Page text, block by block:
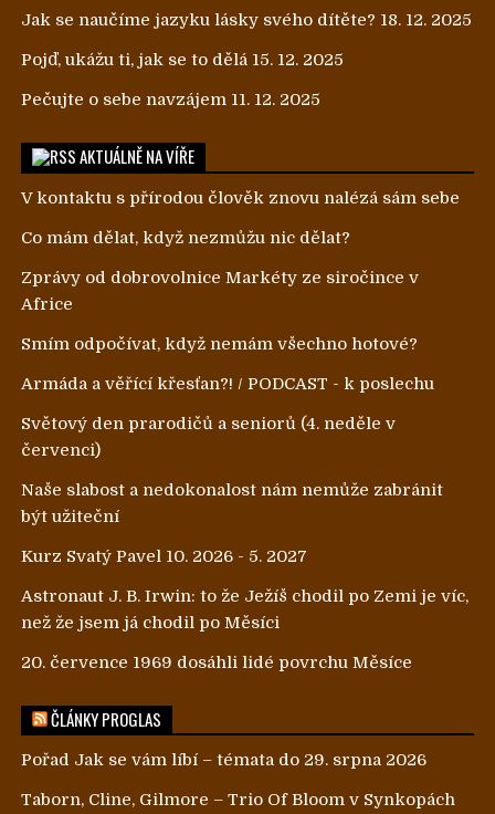
Jak se naučíme jazyku lásky svého dítěte? 18. 12. 2025
Pojď, ukážu ti, jak se to dělá 15. 12. 2025
Pečujte o sebe navzájem 11. 12. 2025
AKTUÁLNĚ NA VÍŘE
V kontaktu s přírodou člověk znovu nalézá sám sebe
Co mám dělat, když nezmůžu nic dělat?
Zprávy od dobrovolnice Markéty ze siročince v
Africe
Smím odpočívat, když nemám všechno hotové?
Armáda a věřící křesťan?! / PODCAST - k poslechu
Světový den prarodičů a seniorů (4. neděle v
červenci)
Naše slabost a nedokonalost nám nemůže zabránit
být užiteční
Kurz Svatý Pavel 10. 2026 - 5. 2027
Astronaut J. B. Irwin: to že Ježíš chodil po Zemi je víc,
než že jsem já chodil po Měsíci
20. července 1969 dosáhli lidé povrchu Měsíce
ČLÁNKY PROGLAS
Pořad Jak se vám líbí – témata do 29. srpna 2026
Taborn, Cline, Gilmore – Trio Of Bloom v Synkopách